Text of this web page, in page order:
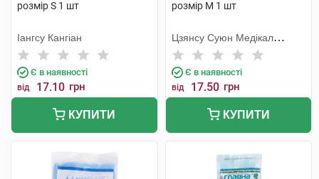
розмір S 1 шт
Іангсу Кангіан
Є в наявності
від 17.10 грн
КУПИТИ
розмір M 1 шт
Цзянсу Суюн Медікал
Метіріалс
Є в наявності
від 17.50 грн
КУПИТИ